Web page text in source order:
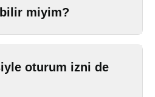
miyim?
oturum izni de